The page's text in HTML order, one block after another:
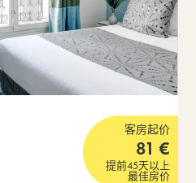
客房起价
81 €
提前45天以上
最佳房价